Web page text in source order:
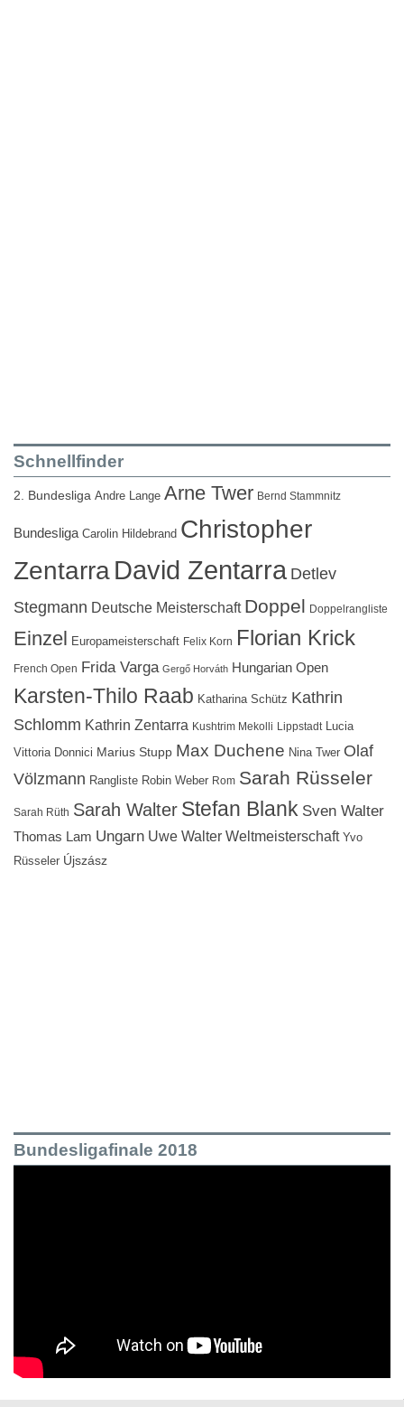
Schnellfinder
2. Bundesliga Andre Lange Arne Twer Bernd Stammnitz
Bundesliga Carolin Hildebrand Christopher
ZentarraDavid Zentarra Detlev
Stegmann Deutsche Meisterschaft Doppel Doppelrangliste
Einzel Europameisterschaft Felix Korn Florian Krick
French Open Frida Varga Gergő Horváth Hungarian Open
Karsten-Thilo Raab Katharina Schütz Kathrin
Schlomm Kathrin Zentarra Kushtrim Mekolli Lippstadt Lucia
Vittoria Donnici Marius Stupp Max Duchene Nina Twer Olaf
Völzmann Rangliste Robin Weber Rom Sarah Rüsseler
Sarah Rüth Sarah Walter Stefan Blank Sven Walter
Thomas Lam Ungarn Uwe Walter Weltmeisterschaft Yvo
Rüsseler Újszász
Bundesligafinale 2018